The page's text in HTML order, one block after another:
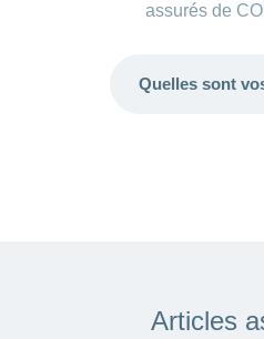
assurés de
Quelles sont
Articles